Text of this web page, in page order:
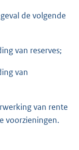
de volgende
van reserves;
van
van rente
voorzieningen.